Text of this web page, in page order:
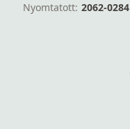
Nyomtatott: 2062-0284